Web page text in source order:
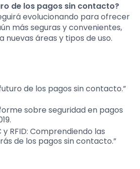
de los pagos sin contacto?
evolucionando para ofrecer
más seguras y convenientes,
nuevas áreas y tipos de uso.
de los pagos sin contacto.”
sobre seguridad en pagos
y RFID: Comprendiendo las
de los pagos sin contacto.”